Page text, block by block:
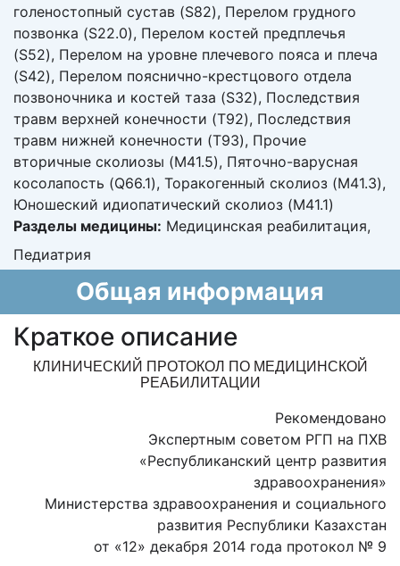
голеностопный сустав (S82), Перелом грудного
позвонка (S22.0), Перелом костей предплечья
(S52), Перелом на уровне плечевого пояса и плеча
(S42), Перелом пояснично-крестцового отдела
позвоночника и костей таза (S32), Последствия
травм верхней конечности (T92), Последствия
травм нижней конечности (T93), Прочие
вторичные сколиозы (M41.5), Пяточно-варусная
косолапость (Q66.1), Торакогенный сколиоз (M41.3),
Юношеский идиопатический сколиоз (M41.1)
Разделы медицины: Медицинская реабилитация,
Педиатрия
Общая информация
Краткое описание
КЛИНИЧЕСКИЙ ПРОТОКОЛ ПО МЕДИЦИНСКОЙ
РЕАБИЛИТАЦИИ
Рекомендовано
Экспертным советом РГП на ПХВ
«Республиканский центр развития
здравоохранения»
Министерства здравоохранения и социального
развития Республики Казахстан
от «12» декабря 2014 года протокол № 9